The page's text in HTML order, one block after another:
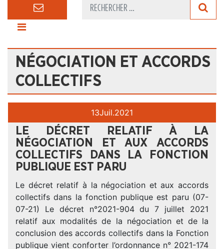
NÉGOCIATION ET ACCORDS
COLLECTIFS
13Juil.2021
LE DÉCRET RELATIF À LA
NÉGOCIATION ET AUX ACCORDS
COLLECTIFS DANS LA FONCTION
PUBLIQUE EST PARU
Le décret relatif à la négociation et aux accords
collectifs dans la fonction publique est paru (07-
07-21) Le décret n°2021-904 du 7 juillet 2021
relatif aux modalités de la négociation et de la
conclusion des accords collectifs dans la Fonction
publique vient conforter l’ordonnance n° 2021-174